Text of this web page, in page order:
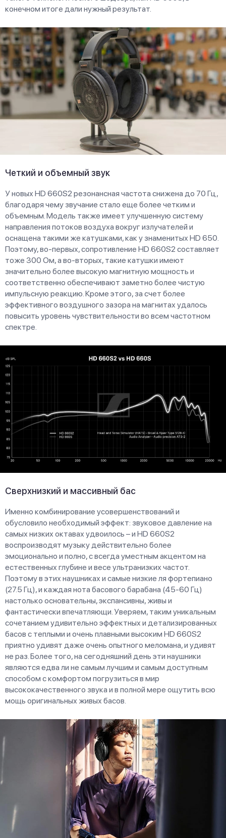
конечном итоге дали нужный результат.
Четкий и объемный звук
У новых HD 660S2 резонансная частота снижена до 70 Гц,
благодаря чему звучание стало еще более четким и
объемным. Модель также имеет улучшенную систему
направления потоков воздуха вокруг излучателей и
оснащена такими же катушками, как у знаменитых HD 650.
Поэтому, во-первых, сопротивление HD 660S2 составляет
тоже 300 Ом, а во-вторых, такие катушки имеют
значительно более высокую магнитную мощность и
соответственно обеспечивают заметно более чистую
импульсную реакцию. Кроме этого, за счет более
эффективного воздушного зазора на магнитах удалось
повысить уровень чувствительности во всем частотном
спектре.
Сверхнизкий и массивный бас
Именно комбинирование усовершенствований и
обусловило необходимый эффект: звуковое давление на
самых низких октавах удвоилось – и HD 660S2
воспроизводят музыку действительно более
эмоционально и полно, с всегда уместным акцентом на
естественных глубине и весе ультранизких частот.
Поэтому в этих наушниках и самые низкие ля фортепиано
(27.5 Гц), и каждая нота басового барабана (45-60 Гц)
настолько основательны, экспансивны, живы и
фантастически впечатляющи. Уверяем, таким уникальным
сочетанием удивительно эффектных и детализированных
басов с теплыми и очень плавными высоким HD 660S2
приятно удивят даже очень опытного меломана, и удивят
не раз. Более того, на сегодняшний день эти наушники
являются едва ли не самым лучшим и самым доступным
способом с комфортом погрузиться в мир
высококачественного звука и в полной мере ощутить всю
мощь оригинальных живых басов.